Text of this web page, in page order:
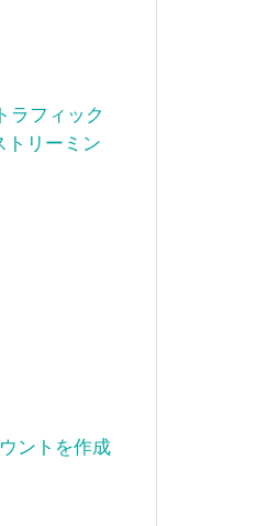
ラフィック
トリーミン
ントを作成